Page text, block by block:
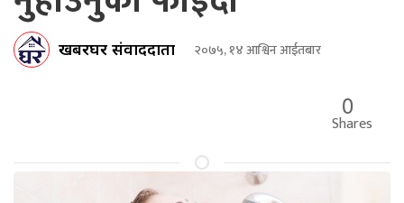
खबरघर संवाददाता २०७५, १४ आश्विन आईतबार
0
Shares